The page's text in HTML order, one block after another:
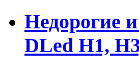
Недорогие
DLed Н1,